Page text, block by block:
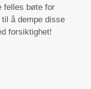
felles bøte for
å dempe disse
forsiktighet!